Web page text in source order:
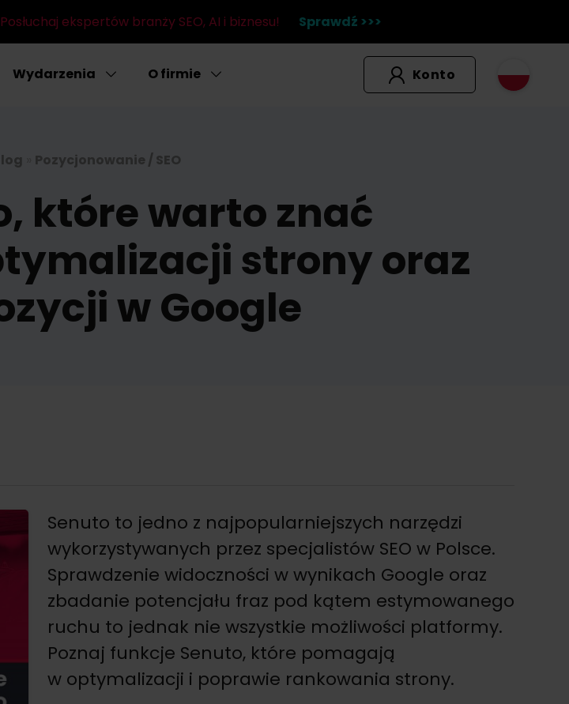
ekspertów branży SEO, AI i biznesu! Sprawdź >>>
Wydarzenia O firmie Konto
Pozycjonowanie / SEO
które warto znać
strony oraz
w Google
Senuto to jedno z najpopularniejszych narzędzi
wykorzystywanych przez specjalistów SEO w Polsce.
Sprawdzenie widoczności w wynikach Google oraz
zbadanie potencjału fraz pod kątem estymowanego
ruchu to jednak nie wszystkie możliwości platformy.
Poznaj funkcje Senuto, które pomagają
w optymalizacji i poprawie rankowania strony.